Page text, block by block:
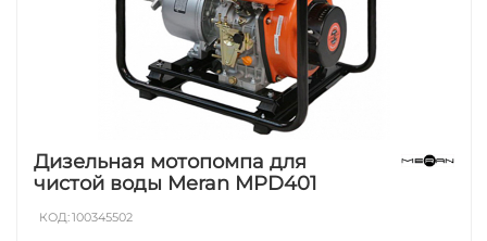
Дизельная мотопомпа для
чистой воды Meran MPD401
КОД:100345502